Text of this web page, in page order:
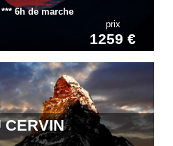
6h de marche
prix
1259 €
CERVIN